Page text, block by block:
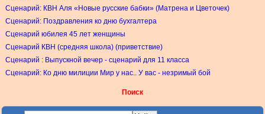
Сценарий: КВН Аля «Новые русские бабки» (Матрена и Цветочек)
Сценарий: Поздравления ко дню бухгалтера
Сценарий юбилея 45 лет женщины
Сценарий КВН (средняя школа) (приветствие)
Сценарий : Выпускной вечер - сценарий для 11 класса
Сценарий: Ко дню милиции Мир у нас.. У вас - незримый бой
Поиск